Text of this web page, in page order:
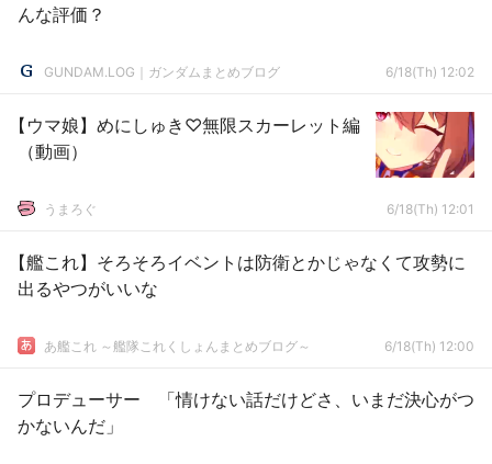
んな評価？
GUNDAM.LOG｜ガンダムまとめブログ 6/18(Th) 12:02
【ウマ娘】めにしゅき♡無限スカーレット編
（動画）
うまろぐ 6/18(Th) 12:01
【艦これ】そろそろイベントは防衛とかじゃなくて攻勢に
出るやつがいいな
あ艦これ ～艦隊これくしょんまとめブログ～ 6/18(Th) 12:00
プロデューサー 「情けない話だけどさ、いまだ決心がつ
かないんだ」